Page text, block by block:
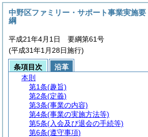
中野区ファミリー・サポート事業実施要
綱
平成21年4月1日 要綱第61号
(平成31年1月28日施行)
条項目次
沿革
本則
第1条(趣旨)
第2条(定義)
第3条(事業の内容)
第4条(事業の実施方法等)
第5条(入会及び退会の手続等)
第6条(遵守事項)